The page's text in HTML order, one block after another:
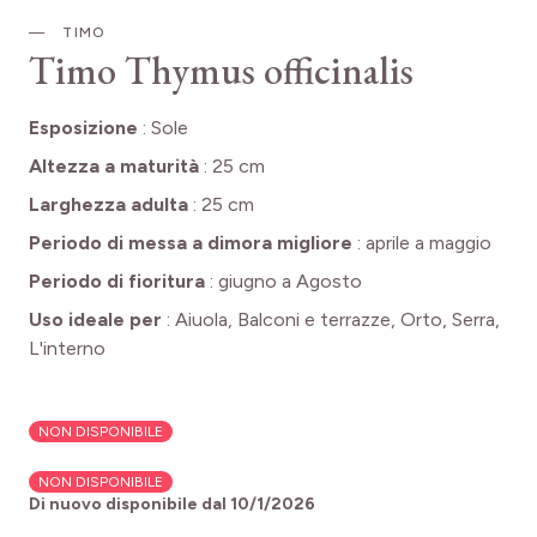
TIMO
TimoThymus officinalis
Esposizione : Sole
Altezza a maturità : 25 cm
Larghezza adulta : 25 cm
Periodo di messa a dimora migliore : aprile a maggio
Periodo di fioritura : giugno a Agosto
Uso ideale per : Aiuola, Balconi e terrazze, Orto, Serra,
L'interno
NON DISPONIBILE
NON DISPONIBILE
Di nuovo disponibile dal 10/1/2026